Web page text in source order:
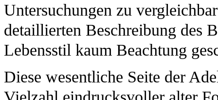
Untersuchungen zu
detaillierten Beschreibung des
Lebensstil kaum Beachtung
Diese wesentliche Seite der